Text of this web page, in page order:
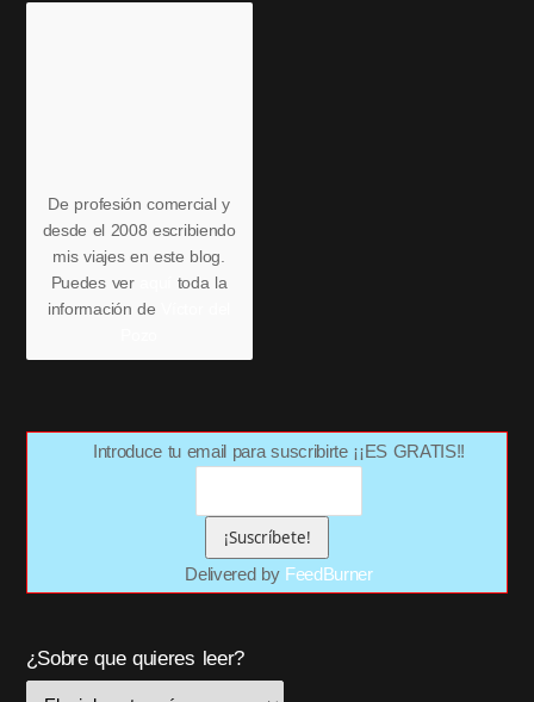
De profesión comercial y
desde el 2008 escribiendo
mis viajes en este blog.
Puedes ver
toda la
información de
Introduce tu email para suscribirte ¡¡ES GRATIS!!
Delivered by FeedBurner
¿Sobre que quieres leer?